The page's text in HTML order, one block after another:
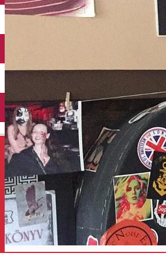
English
Închirieri auto
Închirieri de biciclete